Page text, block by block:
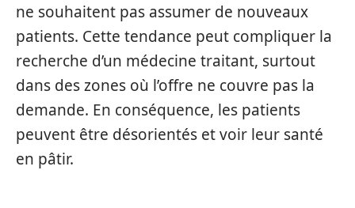
ne souhaitent pas assumer de nouveaux
patients. Cette tendance peut compliquer la
recherche d’un médecine traitant, surtout
dans des zones où l’offre ne couvre pas la
demande. En conséquence, les patients
peuvent être désorientés et voir leur santé
en pâtir.